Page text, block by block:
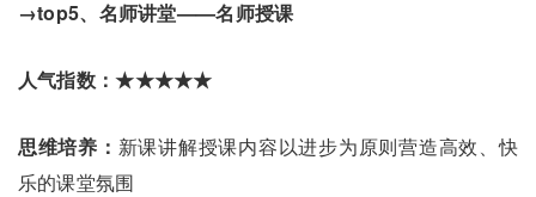
→top5、名师讲堂——名师授课
人气指数：★★★★★
思维培养： 新课讲解授课内容以进步为原则营造高效、快
乐的课堂氛围